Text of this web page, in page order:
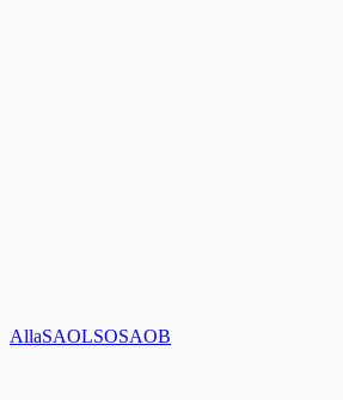
AllaSAOLSOSAOB